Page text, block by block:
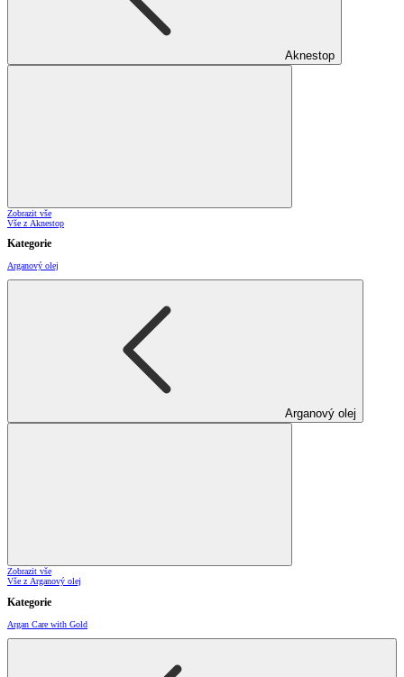
Aknestop
Zobrazit vše
Vše z Aknestop
Kategorie
Arganový olej
Arganový olej
Zobrazit vše
Vše z Arganový olej
Kategorie
Argan Care with Gold